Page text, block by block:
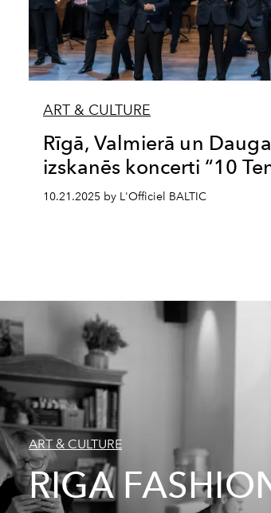
ART & CULTURE
Rīgā, Valmierā un
izskanēs koncerti “10
10.21.2025 by L'Officiel BALTIC
ART & CULTURE
RIGA